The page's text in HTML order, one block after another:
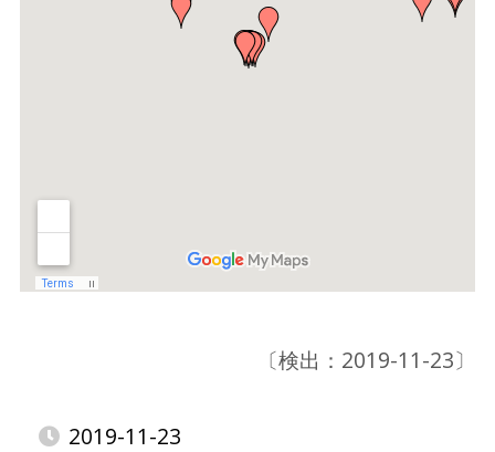
〔検出：2019-11-23〕
2019-11-23